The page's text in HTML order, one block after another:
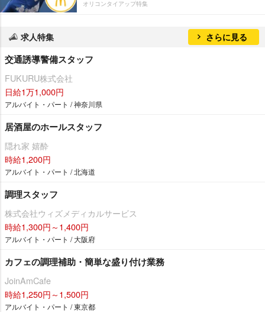
オリコンタイアップ特集
求人特集 さらに見る
交通誘導警備スタッフ
FUKURU株式会社
日給1万1,000円
アルバイト・パート / 神奈川県
居酒屋のホールスタッフ
隠れ家 嬉酔
時給1,200円
アルバイト・パート / 北海道
調理スタッフ
株式会社ウィズメディカルサービス
時給1,300円～1,400円
アルバイト・パート / 大阪府
カフェの調理補助・簡単な盛り付け業務
JoinAmCafe
時給1,250円～1,500円
アルバイト・パート / 東京都